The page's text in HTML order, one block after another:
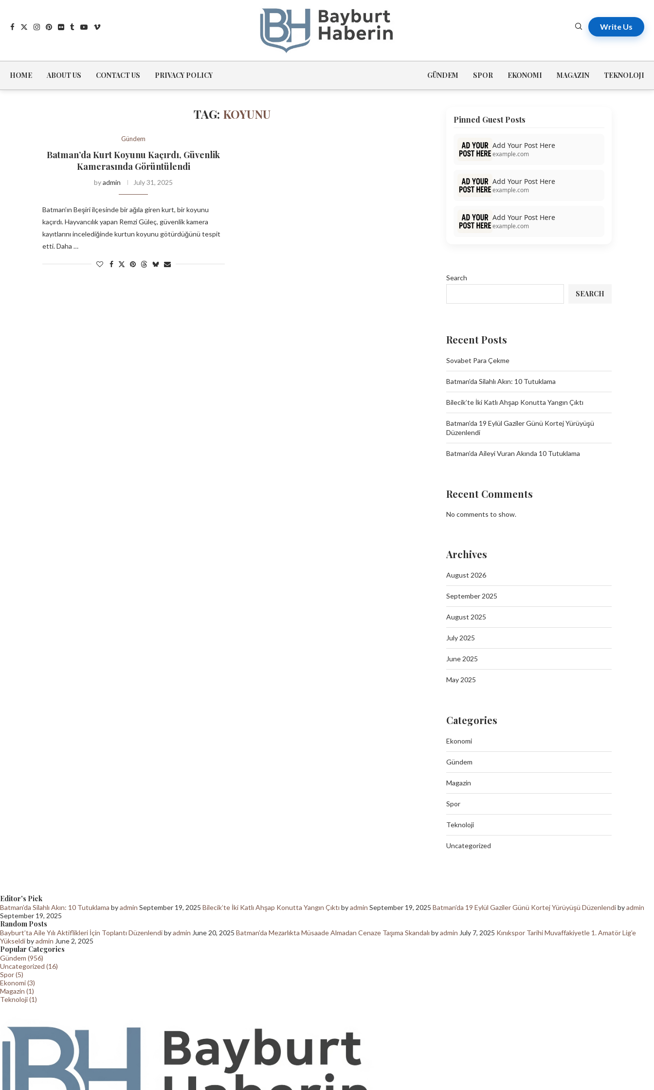
Write Us
HOME ABOUT US CONTACT US PRIVACY POLICY GÜNDEM SPOR EKONOMI MAGAZIN TEKNOLOJI
TAG: KOYUNU
Gündem
Batman’da Kurt Koyunu Kaçırdı, Güvenlik
Kamerasında Görüntülendi
byadmin July 31, 2025
Batman’ın Beşiri ilçesinde bir ağıla giren kurt, bir koyunu
kaçırdı. Hayvancılık yapan Remzi Güleç, güvenlik kamera
kayıtlarını incelediğinde kurtun koyunu götürdüğünü tespit
etti. Daha …
Pinned Guest Posts
Add Your Post Here
example.com
Add Your Post Here
example.com
Add Your Post Here
example.com
Search
SEARCH
Recent Posts
Sovabet Para Çekme
Batman’da Silahlı Akın: 10 Tutuklama
Bilecik’te İki Katlı Ahşap Konutta Yangın Çıktı
Batman’da 19 Eylül Gaziler Günü Kortej Yürüyüşü
Düzenlendi
Batman’da Aileyi Vuran Akında 10 Tutuklama
Recent Comments
No comments to show.
Archives
August 2026
September 2025
August 2025
July 2025
June 2025
May 2025
Categories
Ekonomi
Gündem
Magazin
Spor
Teknoloji
Uncategorized
Editor's Pick
Batman’da Silahlı Akın: 10 Tutuklama byadmin September 19, 2025 Bilecik’te İki Katlı Ahşap Konutta Yangın Çıktı byadmin September 19, 2025 Batman’da 19 Eylül Gaziler Günü Kortej Yürüyüşü Düzenlendibyadmin
September 19, 2025
Random Posts
Bayburt’ta Aile Yılı Aktiflikleri İçin Toplantı Düzenlendibyadmin June 20, 2025 Batman’da Mezarlıkta Müsaade Almadan Cenaze Taşıma Skandalı byadmin July 7, 2025 Kınıkspor Tarihi Muvaffakiyetle 1. Amatör Lig’e
Yükseldibyadmin June 2, 2025
Popular Categories
Gündem (956)
Uncategorized (16)
Spor (5)
Ekonomi (3)
Magazin (1)
Teknoloji (1)